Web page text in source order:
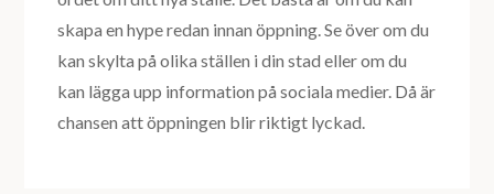
skapa en hype redan innan öppning. Se över om du
kan skylta på olika ställen i din stad eller om du
kan lägga upp information på sociala medier. Då är
chansen att öppningen blir riktigt lyckad.